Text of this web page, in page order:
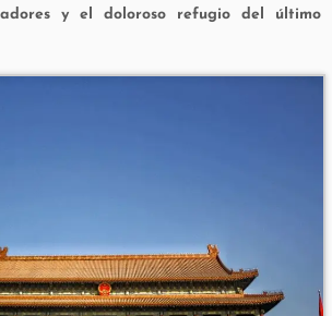
y el doloroso refugio del último